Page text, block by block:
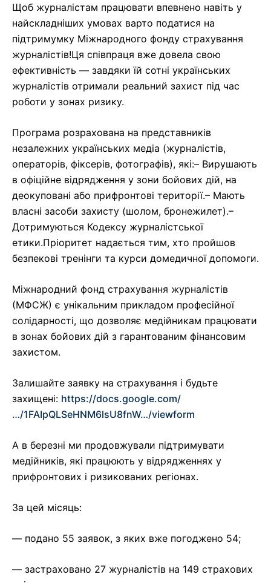
Щоб журналістам працювати впевнено навіть у
найскладніших умовах варто податися на
підтримумку Міжнародного фонду страхування
журналістів!Ця співпраця вже довела свою
ефективність — завдяки їй сотні українських
журналістів отримали реальний захист під час
роботи у зонах ризику.
Програма розрахована на представників
незалежних українських медіа (журналістів,
операторів, фіксерів, фотографів), які:– Вирушають
в офіційне відрядження у зони бойових дій, на
деокуповані або прифронтові території.– Мають
власні засоби захисту (шолом, бронежилет).–
Дотримуються Кодексу журналістської
етики.Пріоритет надається тим, хто пройшов
безпекові тренінги та курси домедичної допомоги.
Міжнародний фонд страхування журналістів
(МФСЖ) є унікальним прикладом професійної
солідарності, що дозволяє медійникам працювати
в зонах бойових дій з гарантованим фінансовим
захистом.
Залишайте заявку на страхування і будьте
захищені: https://docs.google.com/
…/1FAIpQLSeHNM6lsU8fnW…/viewform
А в березні ми продовжували підтримувати
медійників, які працюють у відрядженнях у
прифронтових і ризикованих регіонах.
За цей місяць:
— подано 55 заявок, з яких вже погоджено 54;
— застраховано 27 журналістів на 149 страхових